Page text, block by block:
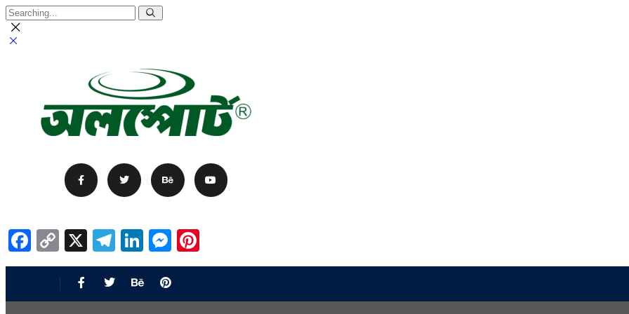
Facebook
Copy
Link
X Telegram
LinkedIn
Messenger